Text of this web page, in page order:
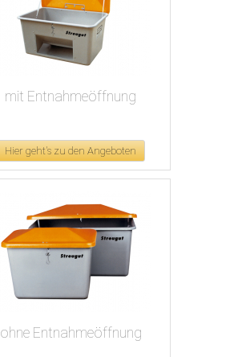
mit Entnahmeöffnung
Hier geht's zu den Angeboten
ohne Entnahmeöffnung